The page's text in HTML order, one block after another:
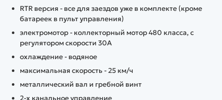
RTR версия - все для заездов уже в комплекте (кроме
батареек в пульт управления)
электромотор - коллекторный мотор 480 класса, с
регулятором скорости 30А
охлаждение - водяное
максимальная скорость - 25 км/ч
металлический вал и гребной винт
2-х канальное управление